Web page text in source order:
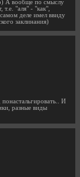
А вообще по смыслу
т.е. "аля" - "как",
деле имел ввиду
заклинания)
И
разные виды